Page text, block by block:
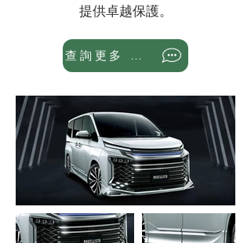
提供卓越保護。
查詢更多 WhatsApp